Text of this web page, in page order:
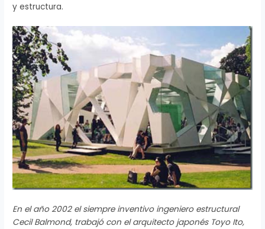
y estructura.
En el año 2002 el siempre inventivo ingeniero estructural
Cecil Balmond, trabajó con el arquitecto japonés Toyo Ito,